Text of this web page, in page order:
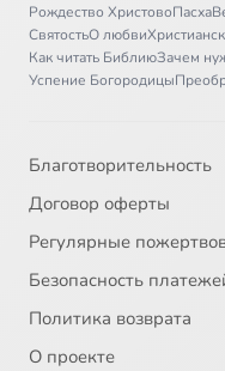
Рождество ХристовоПасха
СвятостьО любви
Как читать БиблиюЗачем
Успение Богородицы
Благотворительность
Договор оферты
Регулярные
Безопасность
Политика возврата
О проекте